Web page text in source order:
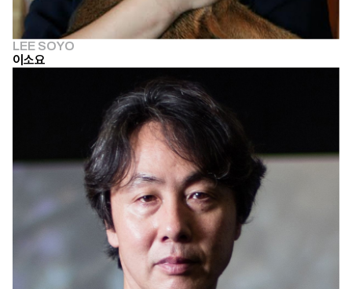
LEE SOYO
이소요